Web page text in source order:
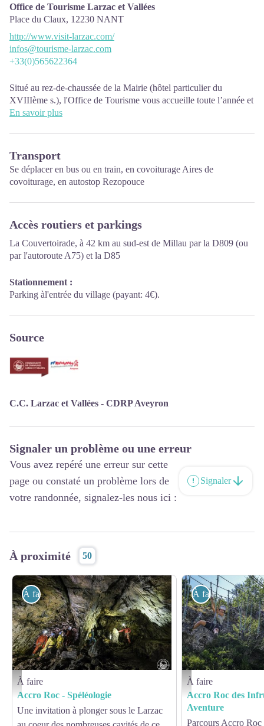
Office de Tourisme Larzac et Vallées
Place du Claux, 12230 NANT
http://www.visit-larzac.com/
infos@tourisme-larzac.com
+33(0)565622364
Situé au rez-de-chaussée de la Mairie (hôtel particulier du
XVIIIème s.), l'Office de Tourisme vous accueille toute l’année et
met à votre disposition de la documentation touristique sur le
Périodes d’ouvertures :
De novembre à février : mardi 9h00-12h30
Avril : mardi au vendredi 10h00-12h30 et 14h00-17h30
Juillet et août: tous les jours 09h00-13h00
Septembre : mardi au samedi 10h00-12h30 et 14h00-17h30
Octobre : mardi au vendredi 9h00-12h30
En savoir plus
Transport
Se déplaceren bus ou en train, en covoiturage Aires de
covoiturage, en autostop Rezopouce
Accès routiers et parkings
La Couvertoirade, à 42 km au sud-est de Millau par la D809 (ou
par l'autoroute A75) et la D85
Stationnement :
Parking àl'entrée du village (payant: 4€).
Source
C.C. Larzac et Vallées - CDRP Aveyron
Signaler un problème ou une erreur
Vous avez repéré une erreur sur cette
page ou constaté un problème lors de
votre randonnée, signalez-les nous ici :
Signaler
À proximité 50
Spéléologie Aven de la Portalerie - Virginie Govignon - OT Larzac Vallées
À faire
À faire
Accro Roc - Spéléologie
Une invitation à plonger sous le Larzac
Accro Roc - Parcours
À faire
À faire
Accro Roc des
Aventure
Parcours Accro Roc